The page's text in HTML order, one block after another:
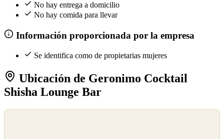
No hay entrega a domicilio
No hay comida para llevar
Información proporcionada por la empresa
Se identifica como de propietarias mujeres
Ubicación de Geronimo Cocktail
Shisha Lounge Bar